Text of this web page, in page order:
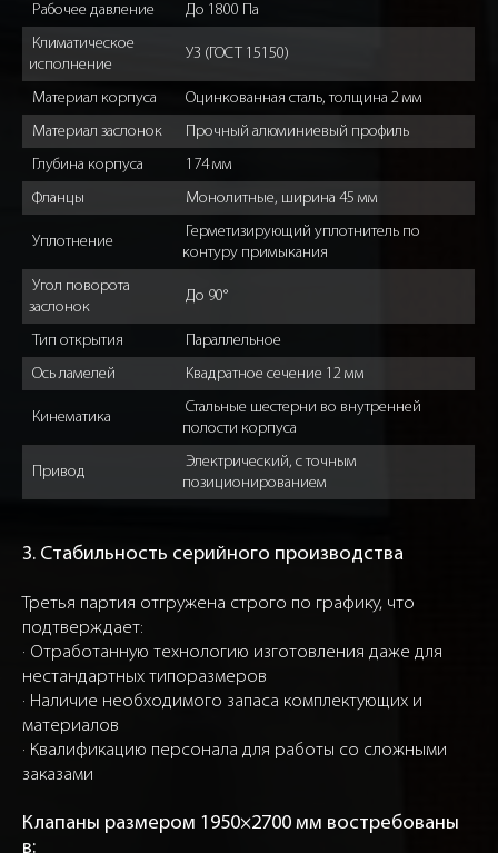
Рабочее давление
До 1800 Па
Климатическое
исполнение
УЗ (ГОСТ 15150)
Материал корпуса
Оцинкованная сталь, толщина 2 мм
Материал заслонок
Прочный алюминиевый профиль
Глубина корпуса
174 мм
Фланцы
Монолитные, ширина 45 мм
Уплотнение
Герметизирующий уплотнитель по
контуру примыкания
Угол поворота
заслонок
До 90°
Тип открытия
Параллельное
Ось ламелей
Квадратное сечение 12 мм
Кинематика
Стальные шестерни во внутренней
полости корпуса
Привод
Электрический, с точным
позиционированием
3. Стабильность серийного производства
Третья партия отгружена строго по графику, что
подтверждает:
· Отработанную технологию изготовления даже для
нестандартных типоразмеров
· Наличие необходимого запаса комплектующих и
материалов
· Квалификацию персонала для работы со сложными
заказами
Клапаны размером 1950×2700 мм востребованы
в: